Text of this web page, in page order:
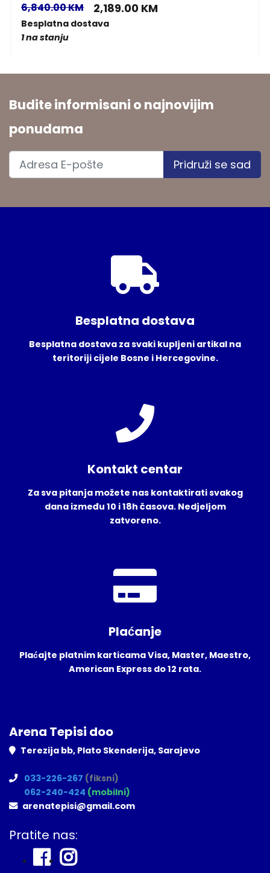
6,840.00 KM 2,189.00 KM
Besplatna dostava
1 na stanju
Budite informisani o najnovijim
ponudama
Pridruži se sad
Besplatna dostava
Besplatna dostava za svaki kupljeni artikal na
teritoriji cijele Bosne i Hercegovine.
Kontakt centar
Za sva pitanja možete nas kontaktirati svakog
dana između 10 i 18h časova. Nedjeljom
zatvoreno.
Plaćanje
Plaćajte platnim karticama Visa, Master, Maestro,
American Express do 12 rata.
Arena Tepisi doo
Terezija bb, Plato Skenderija, Sarajevo
033-226-267 (fiksni)
062-240-424 (mobilni)
arenatepisi@gmail.com
Pratite nas: